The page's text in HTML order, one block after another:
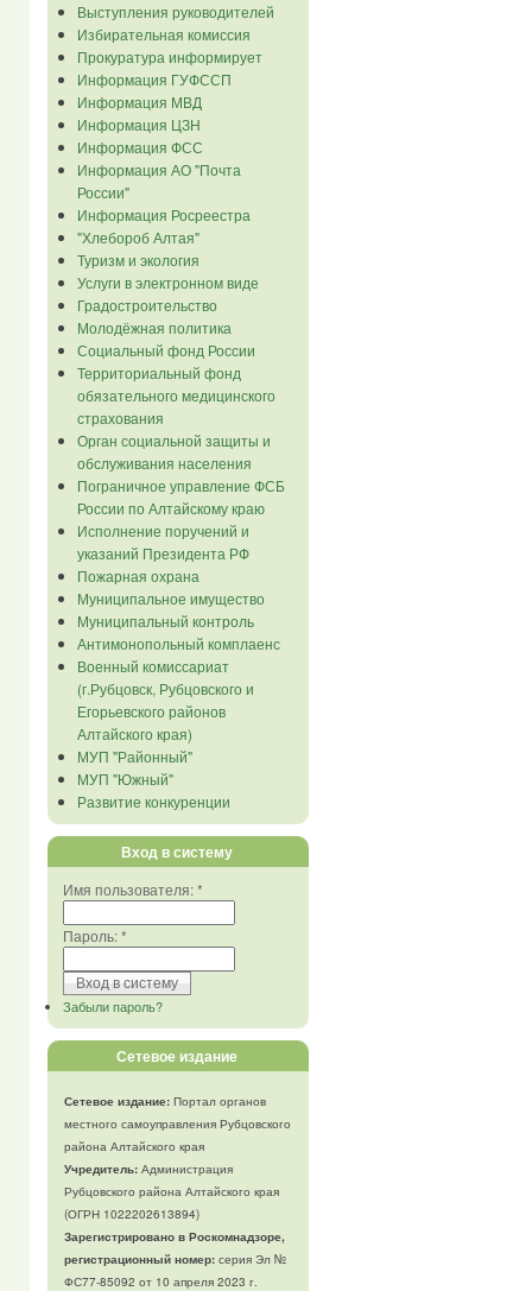
Выступления руководителей
Избирательная комиссия
Прокуратура информирует
Информация ГУФССП
Информация МВД
Информация ЦЗН
Информация ФСС
Информация АО "Почта
России"
Информация Росреестра
"Хлебороб Алтая"
Туризм и экология
Услуги в электронном виде
Градостроительство
Молодёжная политика
Социальный фонд России
Территориальный фонд
обязательного медицинского
страхования
Орган социальной защиты и
обслуживания населения
Пограничное управление ФСБ
России по Алтайскому краю
Исполнение поручений и
указаний Президента РФ
Пожарная охрана
Муниципальное имущество
Муниципальный контроль
Антимонопольный комплаенс
Военный комиссариат
(г.Рубцовск, Рубцовского и
Егорьевского районов
Алтайского края)
МУП "Районный"
МУП "Южный"
Развитие конкуренции
Вход в систему
Имя пользователя:*
Пароль:*
Забыли пароль?
Сетевое издание
Сетевое издание:Портал органов
местного самоуправления Рубцовского
района Алтайского края
Учредитель:Администрация
Рубцовского района Алтайского края
(ОГРН 1022202613894)
Зарегистрировано в Роскомнадзоре,
регистрационный номер:серия Эл №
ФС77-85092 от 10 апреля 2023 г.